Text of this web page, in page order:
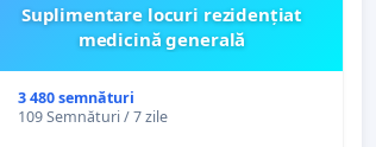
Suplimentare locuri rezidențiat
medicină generală
3 480 semnături
109 Semnături / 7 zile